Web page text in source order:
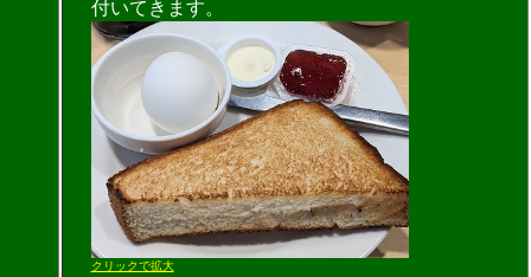
付いてきます。
クリックで拡大